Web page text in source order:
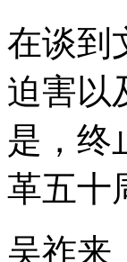
在谈到
迫害以
是，终
革五十
吴祚来